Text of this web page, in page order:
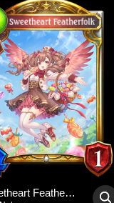
Sweetheart Featherfolk